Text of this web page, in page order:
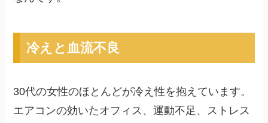
冷えと血流不良
30代の女性のほとんどが冷え性を抱えています。
エアコンの効いたオフィス、運動不足、ストレス